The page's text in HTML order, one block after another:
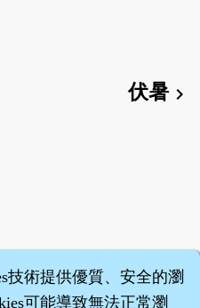
伏暑chevron_right
技術提供優質、安全的瀏
可能導致無法正常瀏